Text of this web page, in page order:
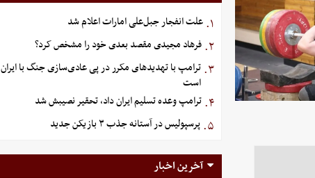
۱. علت انفجار جبل‌علی امارات اعلام شد
۲. فرهاد مجیدی مقصد بعدی خود را مشخص کرد؟
۳. ترامپ با تهدیدهای مکرر در پی عادی‌سازی جنگ با ایران
است
۴. ترامپ وعده تسلیم ایران داد، تحقیر نصیبش شد
۵. پرسپولیس در آستانه جذب ۳ بازیکن جدید
آخرین اخبار